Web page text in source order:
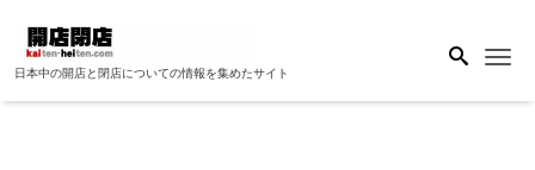
日本中の開店と閉店についての情報を集めたサイト